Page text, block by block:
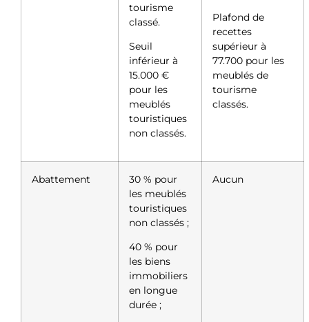
tourisme
classé.
Seuil
inférieur à
15.000 €
pour les
meublés
touristiques
non classés.
Plafond de
recettes
supérieur à
77.700 pour les
meublés de
tourisme
classés.
Abattement
30 % pour
les meublés
touristiques
non classés ;
40 % pour
les biens
immobiliers
en longue
durée ;
Aucun